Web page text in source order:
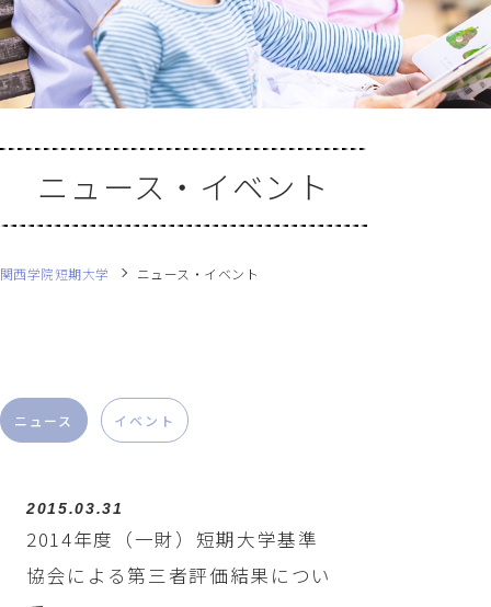
ニュース・イベント
関西学院短期大学 ニュース・イベント
ニュース イベント
2015.03.31
2014年度（一財）短期大学基準
協会による第三者評価結果につい